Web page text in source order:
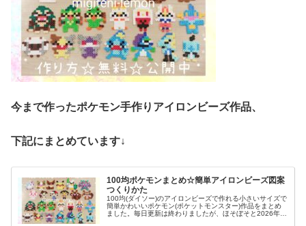
今まで作ったポケモン手作りアイロンビーズ作品、
下記にまとめています↓
100均ポケモンまとめ☆簡単アイロンビーズ図案
つくりかた
100均(ダイソー)のアイロンビーズで作れる小さいサイズで
簡単かわいいポケモン(ポケットモンスター)作品をまとめ
ました。毎日更新は終わりましたが、ほそぼそと2026年も